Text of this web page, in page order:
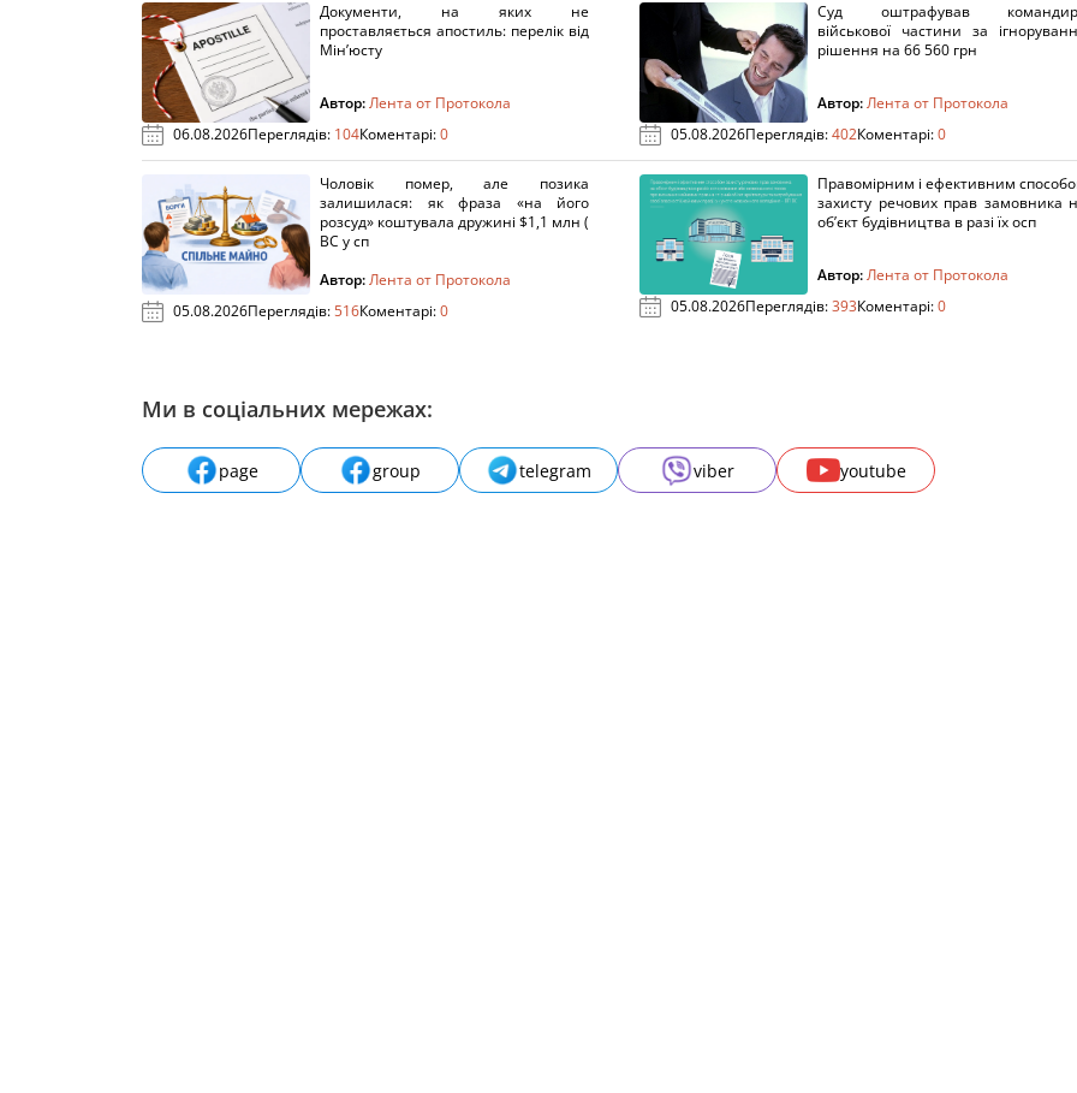
Документи, на яких не
проставляється апостиль: перелік від
Мін’юсту
Автор:Лента от Протокола
06.08.2026Переглядів: 104Коментарі:0
Суд оштрафував
військової частини за
рішення на 66 560 грн
Автор:Лента от Протокола
05.08.2026Переглядів:402Коментарі:0
Чоловік помер, але позика
залишилася: як фраза «на його
розсуд» коштувала дружині $1,1 млн (
ВС у сп
Автор:Лента от Протокола
05.08.2026Переглядів:516Коментарі:0
Правомірним і ефективним
захисту речових прав замовника
об’єкт будівництва в разі їх осп
Автор:Лента от Протокола
05.08.2026Переглядів:393Коментарі:0
Ми в соціальних мережах:
page group telegram viber youtube